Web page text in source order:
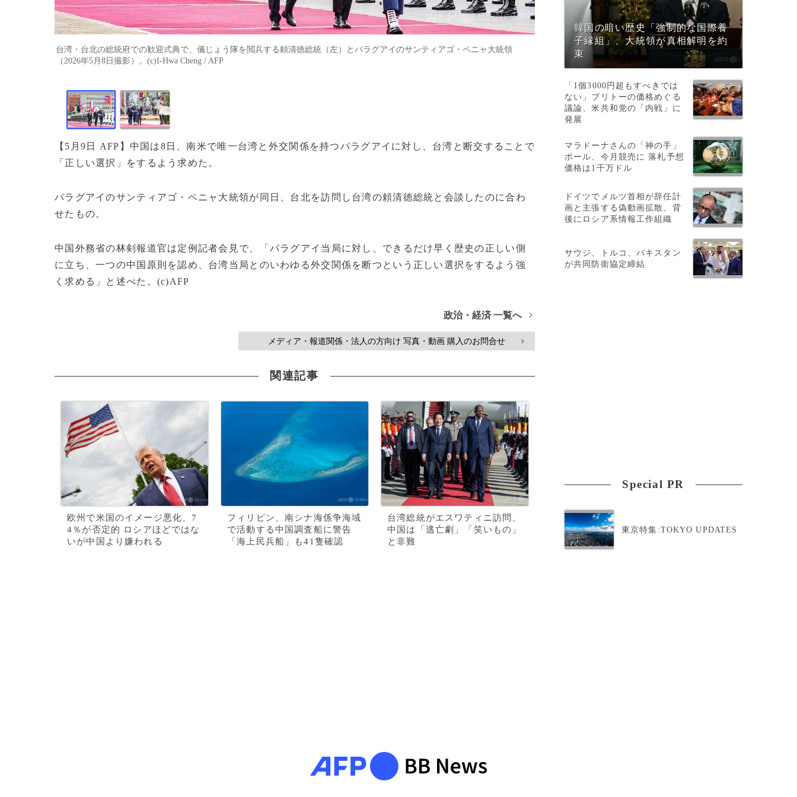
台湾・台北の総統府での歓迎式典で、儀じょう隊を閲兵する頼清徳総統（左）とパラグアイのサンティアゴ・ペニャ大統領
（2026年5月8日撮影）。(c)I-Hwa Cheng / AFP
【5月9日 AFP】中国は8日、南米で唯一台湾と外交関係を持つパラグアイに対し、台湾と断交することで
「正しい選択」をするよう求めた。
パラグアイのサンティアゴ・ペニャ大統領が同日、台北を訪問し台湾の頼清徳総統と会談したのに合わ
せたもの。
中国外務省の林剣報道官は定例記者会見で、「パラグアイ当局に対し、できるだけ早く歴史の正しい側
に立ち、一つの中国原則を認め、台湾当局とのいわゆる外交関係を断つという正しい選択をするよう強
く求める」と述べた。(c)AFP
政治・経済 一覧へ >
メディア・報道関係・法人の方向け 写真・動画 購入のお問合せ >
関連記事
欧州で米国のイメージ悪化、7
4％が否定的 ロシアほどではな
いが中国より嫌われる
フィリピン、南シナ海係争海域
で活動する中国調査船に警告
「海上民兵船」も41隻確認
台湾総統がエスワティニ訪問、
中国は「逃亡劇」「笑いもの」
と非難
韓国の暗い歴史「強制的な国際養
子縁組」、大統領が真相解明を約
束
「1個3000円超もすべきでは
ない」ブリトーの価格めぐる
議論、米共和党の「内戦」に
発展
マラドーナさんの「神の手」
ボール、今月競売に 落札予想
価格は1千万ドル
ドイツでメルツ首相が辞任計
画と主張する偽動画拡散、背
後にロシア系情報工作組織
サウジ、トルコ、パキスタン
が共同防衛協定締結
Special PR
東京特集:TOKYO UPDATES